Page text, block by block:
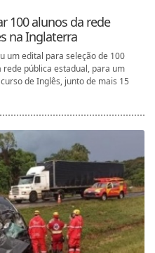
100 alunos da rede
na Inglaterra
um edital para seleção de 100
rede pública estadual, para um
de Inglês, junto de mais 15